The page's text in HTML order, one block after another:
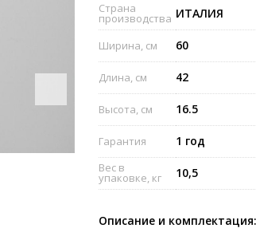
Страна
производства ИТАЛИЯ
Ширина, см 60
Длина, см 42
Высота, см 16.5
Гарантия 1 год
Вес в
упаковке, кг 10,5
Описание и комплектация: